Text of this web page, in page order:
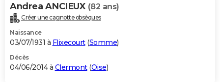
Andrea ANCIEUX (82 ans)
Créer une cagnotte obsèques
Naissance
03/07/1931 à Flixecourt(Somme)
Décès
04/06/2014 à Clermont(Oise)